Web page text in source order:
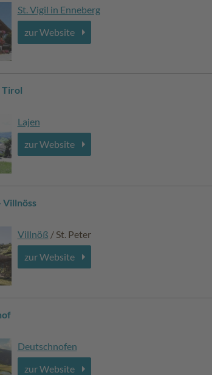
St. Vigil in Enneberg
zur Website
Tirol
Lajen
zur Website
Villnöss
Villnöß / St. Peter
zur Website
Deutschnofen
zur Website